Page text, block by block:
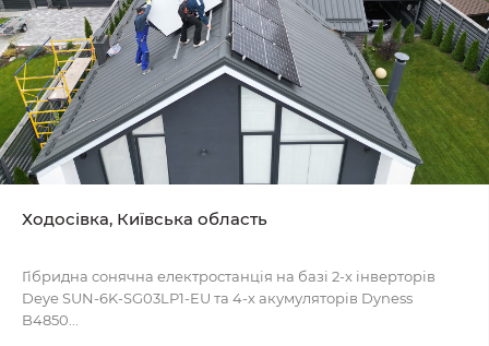
Ходосівка, Київська область
Гібридна сонячна електростанція на базі 2-х інверторів
Deye SUN-6K-SG03LP1-EU та 4-х акумуляторів Dyness
B4850...